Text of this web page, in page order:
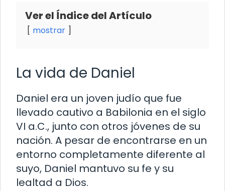
Ver el Índice del Artículo
mostrar
La vida de Daniel
Daniel era un joven judío que fue
llevado cautivo a Babilonia en el siglo
VI a.C., junto con otros jóvenes de su
nación. A pesar de encontrarse en un
entorno completamente diferente al
suyo, Daniel mantuvo su fe y su
lealtad a Dios.